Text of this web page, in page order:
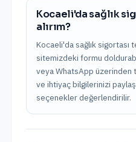
Kocaeli'da sağlık
alırım?
Kocaeli'da sağlık sigortası
sitemizdeki formu
veya WhatsApp üzerinden
ve ihtiyaç bilgilerinizi
seçenekler değerlendirilir.